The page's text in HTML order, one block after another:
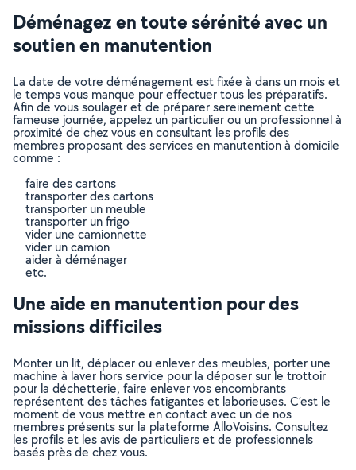
Déménagez en toute sérénité avec un
soutien en manutention
La date de votre déménagement est fixée à dans un mois et
le temps vous manque pour effectuer tous les préparatifs.
Afin de vous soulager et de préparer sereinement cette
fameuse journée, appelez un particulier ou un professionnel à
proximité de chez vous en consultant les profils des
membres proposant des services en manutention à domicile
comme :
faire des cartons
transporter des cartons
transporter un meuble
transporter un frigo
vider une camionnette
vider un camion
aider à déménager
etc.
Une aide en manutention pour des
missions difficiles
Monter un lit, déplacer ou enlever des meubles, porter une
machine à laver hors service pour la déposer sur le trottoir
pour la déchetterie, faire enlever vos encombrants
représentent des tâches fatigantes et laborieuses. C’est le
moment de vous mettre en contact avec un de nos
membres présents sur la plateforme AlloVoisins. Consultez
les profils et les avis de particuliers et de professionnels
basés près de chez vous.